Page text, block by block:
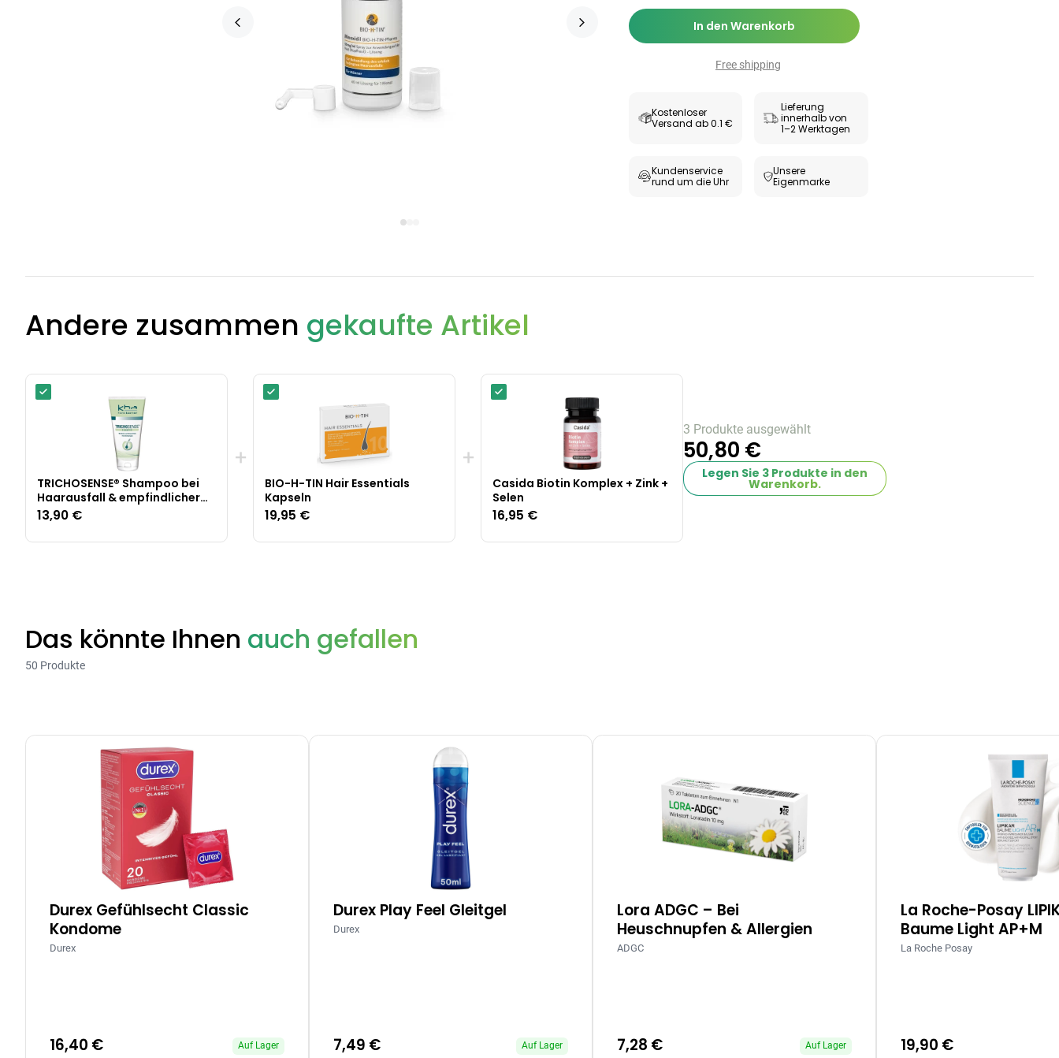
In den Warenkorb
Free shipping
Kostenloser
Versand ab 0.1 €
Lieferung
innerhalb von
1–2 Werktagen
Kundenservice
rund um die Uhr
Unsere
Eigenmarke
Andere zusammen gekaufte Artikel
TRICHOSENSE® Shampoo bei
Haarausfall & empfindlicher
Kopfhaut
13,90 €
+
BIO-H-TIN Hair Essentials
Kapseln
19,95 €
+
Casida Biotin Komplex + Zink +
Selen
16,95 €
3 Produkte ausgewählt
50,80 €
Legen Sie 3 Produkte in den
Warenkorb.
Das könnte Ihnen auch gefallen
50 Produkte
Durex Gefühlsecht Classic
Kondome
Durex
16,40 € Auf Lager
Durex Play Feel Gleitgel
Durex
7,49 € Auf Lager
Lora ADGC – Bei
Heuschnupfen & Allergien
ADGC
7,28 € Auf Lager
La Roche-Posay
Baume Light AP+M
La Roche Posay
19,90 €